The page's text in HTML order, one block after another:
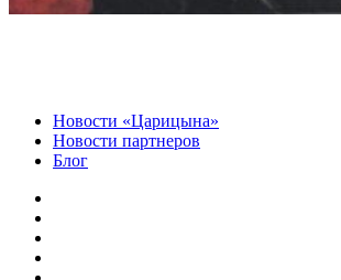
Новости «Царицына»
Новости партнеров
Блог